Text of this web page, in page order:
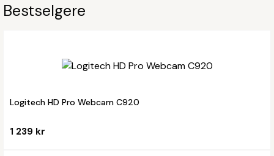
Bestselgere
Logitech HD Pro Webcam C920
1 239 kr